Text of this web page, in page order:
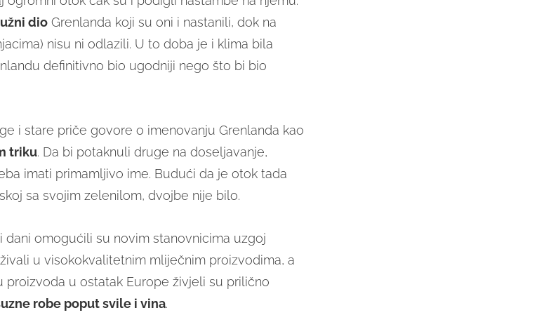
dioGrenlanda koji su oni i nastanili, dok na
nisu ni odlazili. U to doba je i klima bila
definitivno bio ugodniji nego što bi bio
i stare priče govore o imenovanju Grenlanda kao
triku. Da bi potaknuli druge na doseljavanje,
imati primamljivo ime. Budući da je otok tada
sa svojim zelenilom, dvojbe nije bilo.
omogućili su novim stanovnicima uzgoj
u visokokvalitetnim mliječnim proizvodima, a
proizvoda u ostatak Europe živjeli su prilično
robe poput svile i vina.